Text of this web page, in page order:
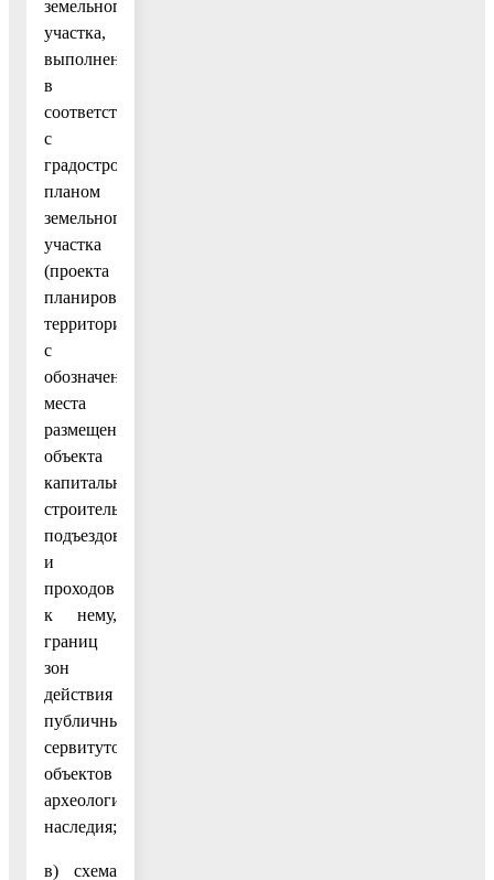
земельного
участка,
выполненная
в
соответствии
с
градостроительным
планом
земельного
участка
(проекта
планировки
территории),
с
обозначением
места
размещения
объекта
капитального
строительства,
подъездов
и
проходов
к нему,
границ
зон
действия
публичных
сервитутов,
объектов
археологического
наследия;
в) схема